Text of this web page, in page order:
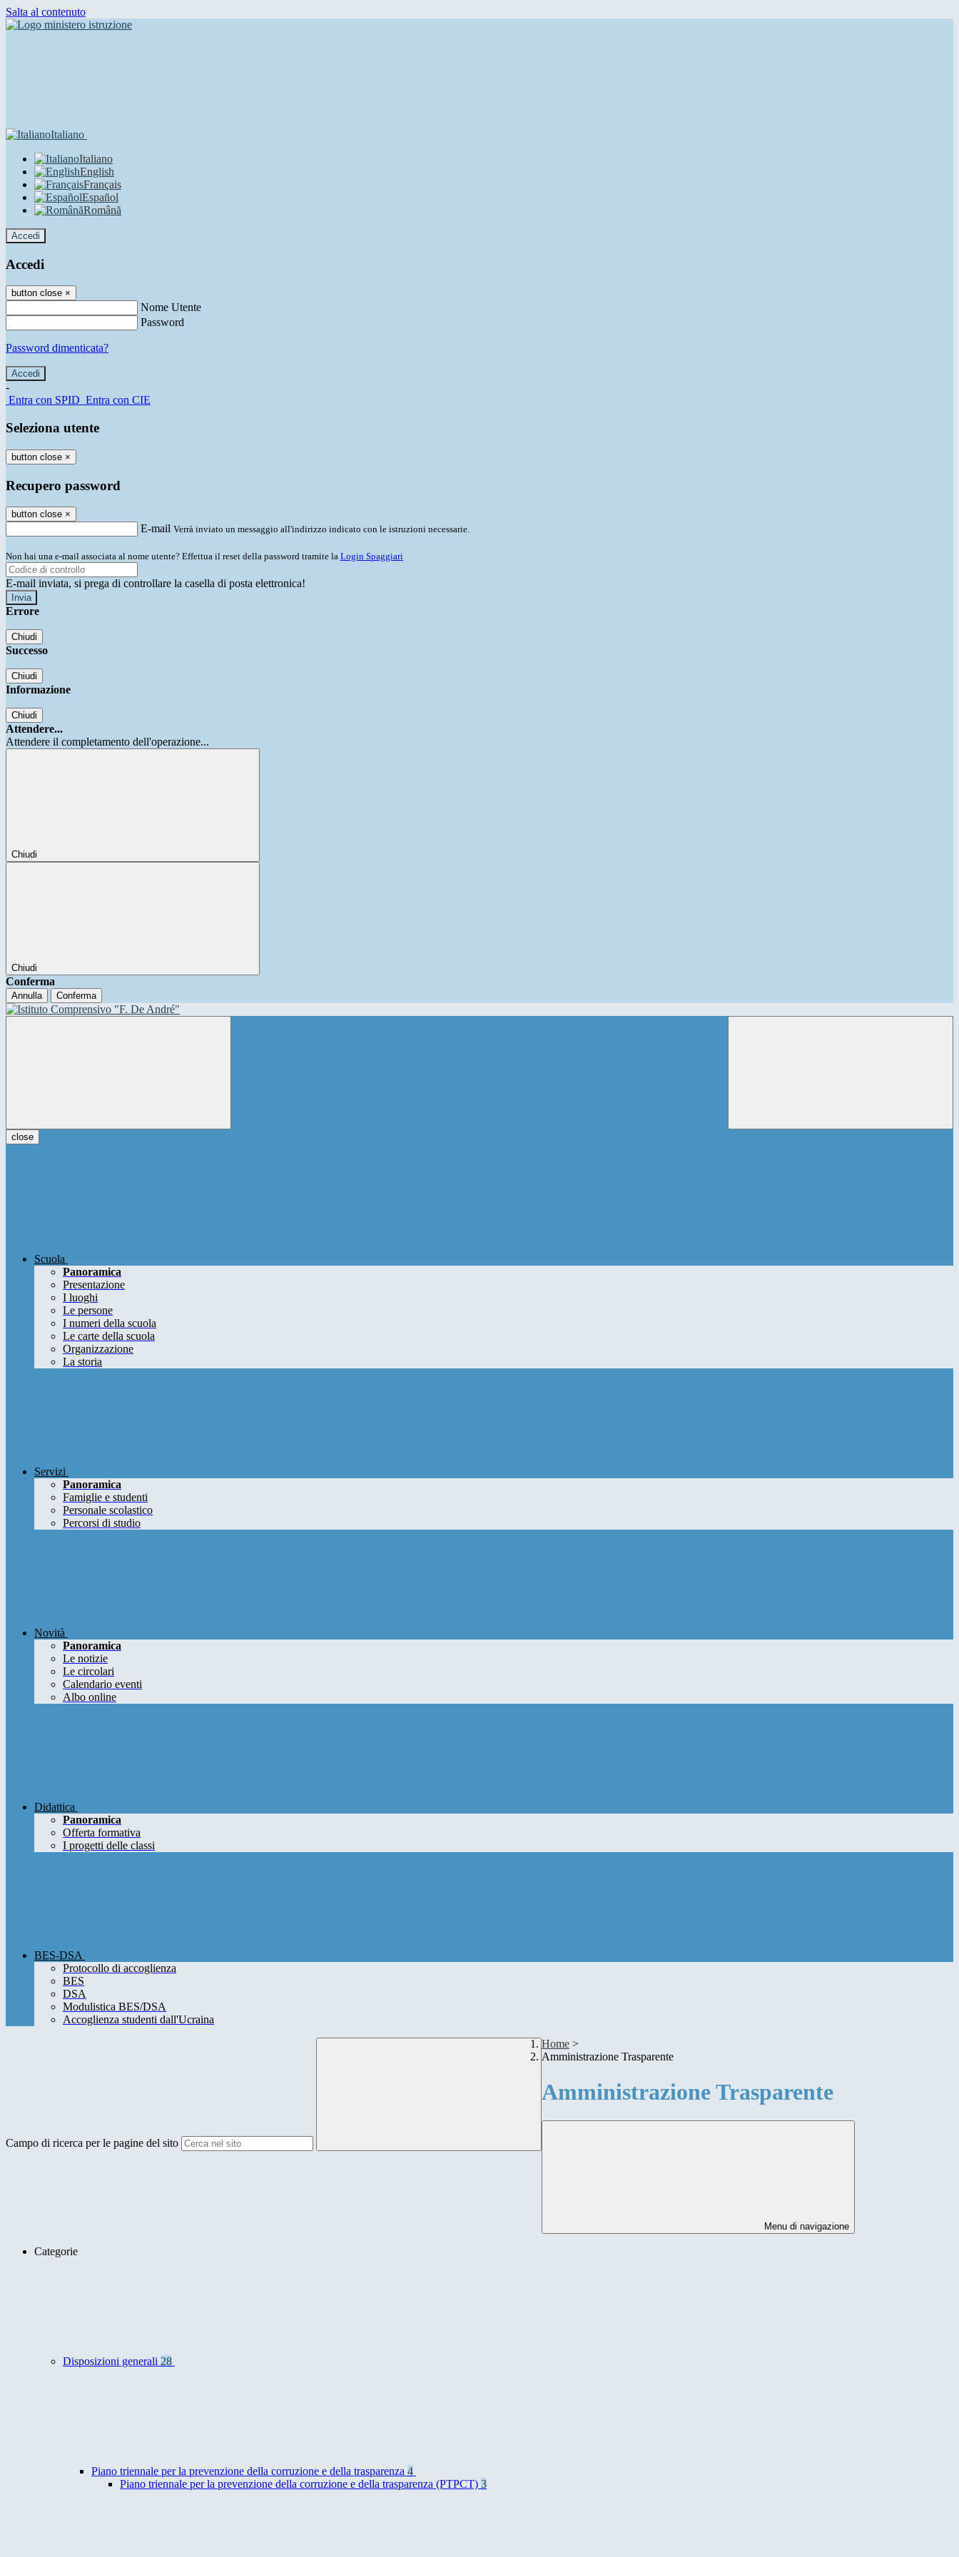
Salta al contenuto
Italiano
Italiano
English
Français
Español
Română
Accedi
Accedi
button close ×
Nome Utente
Password
Password dimenticata?
-
Entra con SPID Entra con CIE
Seleziona utente
button close ×
Recupero password
button close ×
E-mail Verrà inviato un messaggio all'indirizzo indicato con le istruzioni necessarie.
Non hai una e-mail associata al nome utente? Effettua il reset della password tramite la Login Spaggiari
E-mail inviata, si prega di controllare la casella di posta elettronica!
Errore
Chiudi
Successo
Chiudi
Informazione
Chiudi
Attendere...
Attendere il completamento dell'operazione...
Chiudi
Chiudi
Conferma
Annulla Conferma
close
Scuola
Panoramica
Presentazione
I luoghi
Le persone
I numeri della scuola
Le carte della scuola
Organizzazione
La storia
Servizi
Panoramica
Famiglie e studenti
Personale scolastico
Percorsi di studio
Novità
Panoramica
Le notizie
Le circolari
Calendario eventi
Albo online
Didattica
Panoramica
Offerta formativa
I progetti delle classi
BES-DSA
Protocollo di accoglienza
BES
DSA
Modulistica BES/DSA
Accoglienza studenti dall'Ucraina
Campo di ricerca per le pagine del sito
Home >
Amministrazione Trasparente
Amministrazione Trasparente
Menu di navigazione
Categorie
Disposizioni generali 28
Piano triennale per la prevenzione della corruzione e della trasparenza 4
Piano triennale per la prevenzione della corruzione e della trasparenza (PTPCT) 3